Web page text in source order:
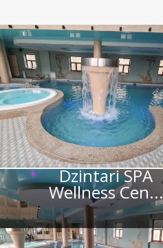
Dzintari SPA
Wellness Cen...